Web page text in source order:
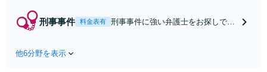
も迅速に対応。破産に精通
刑事事件 料金表有
刑事事件に強い弁護士をお探しです
他6分野を表示